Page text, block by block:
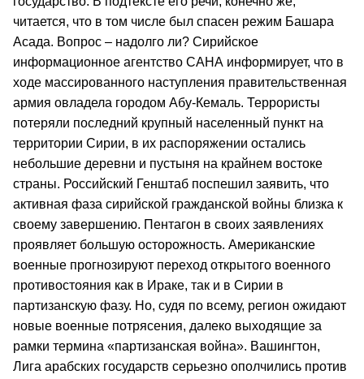
читается, что в том числе был спасен режим Башара
Асада. Вопрос – надолго ли? Сирийское
информационное агентство САНА информирует, что в
ходе массированного наступления правительственная
армия овладела городом Абу-Кемаль. Террористы
потеряли последний крупный населенный пункт на
территории Сирии, в их распоряжении остались
небольшие деревни и пустыня на крайнем востоке
страны. Российский Генштаб поспешил заявить, что
активная фаза сирийской гражданской войны близка к
своему завершению. Пентагон в своих заявлениях
проявляет большую осторожность. Американские
военные прогнозируют переход открытого военного
противостояния как в Ираке, так и в Сирии в
партизанскую фазу. Но, судя по всему, регион ожидают
новые военные потрясения, далеко выходящие за
рамки термина «партизанская война». Вашингтон,
Лига арабских государств серьезно ополчились против